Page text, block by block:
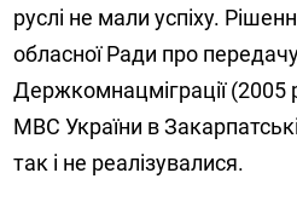
руслі не мали успіху.
обласної Ради про
Держкомнацміграції (2005
МВС України в
так і не реалізувалися.